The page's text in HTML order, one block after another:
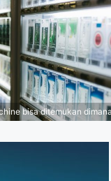
bisa ditemukan